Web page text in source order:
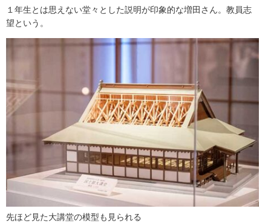
１年生とは思えない堂々とした説明が印象的な増田さん。教員志
望という。
先ほど見た大講堂の模型も見られる